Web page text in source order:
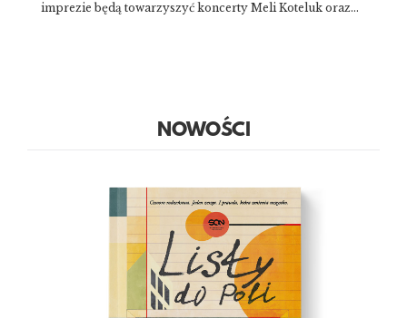
imprezie będą towarzyszyć koncerty Meli Koteluk oraz…
NOWOŚCI